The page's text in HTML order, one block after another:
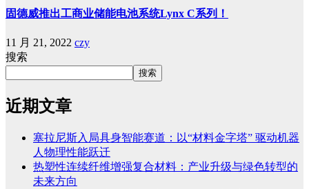
固德威推出工商业储能电池系统Lynx C系列！
11 月 21, 2022 czy
搜索
搜索
近期文章
塞拉尼斯入局具身智能赛道：以“材料金字塔” 驱动机器
人物理性能跃迁
热塑性连续纤维增强复合材料：产业升级与绿色转型的
未来方向